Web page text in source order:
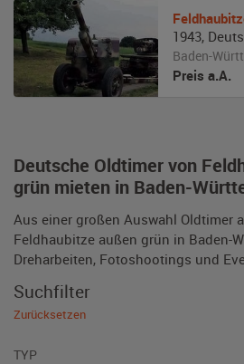
Deutsche Oldtimer von
grün mieten in Baden-
Aus einer großen Auswahl Oldtimer
Feldhaubitze außen grün in Baden-
Dreharbeiten, Fotoshootings und
1943,
Baden-
Preis a.A.
Suchfilter
Zurücksetzen
TYP